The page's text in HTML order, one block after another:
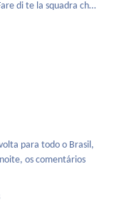
para todo o Brasil,
os comentários